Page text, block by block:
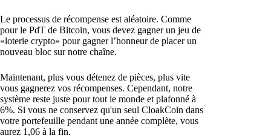
Le processus de récompense est aléatoire. Comme
pour le PdT de Bitcoin, vous devez gagner un jeu de
«loterie crypto» pour gagner l’honneur de placer un
nouveau bloc sur notre chaîne.
Maintenant, plus vous détenez de pièces, plus vite
vous gagnerez vos récompenses. Cependant, notre
système reste juste pour tout le monde et plafonné à
6%. Si vous ne conservez qu'un seul CloakCoin dans
votre portefeuille pendant une année complète, vous
aurez 1,06 à la fin.